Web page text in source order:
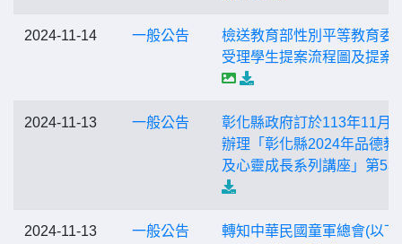
2024-11-14 一般公告
檢送教育部性別平等教育委
受理學生提案流程圖及提案
2024-11-13 一般公告
彰化縣政府訂於113年11月
辦理「彰化縣2024年品德教
及心靈成長系列講座」第5場
2024-11-13 一般公告
轉知中華民國童軍總會(以下